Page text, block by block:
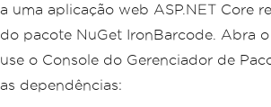
a uma aplicação web ASP.NET Core
do pacote NuGet IronBarcode. Abra
use o Console do Gerenciador de
as dependências: